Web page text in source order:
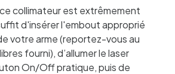
collimateur est extrêmement
d'insérer l'embout approprié
votre arme (reportez-vous au
fourni), d’allumer le laser
On/Off pratique, puis de